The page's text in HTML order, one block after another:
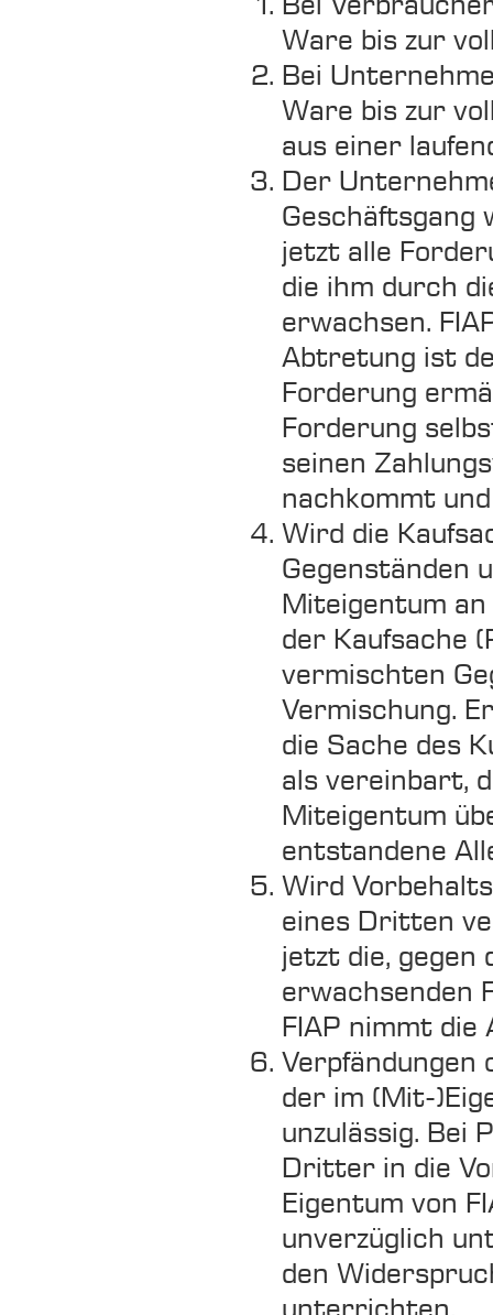
Ware bis zur
Bei
Ware bis zur
aus einer
Der
jetzt alle
die ihm durch
erwachsen.
Abtretung ist
Forderung
Forderung
seinen
nachkommt
Wird die
Gegenständen
Miteigentum
der Kaufsache
vermischten
Vermischung.
die Sache des
als vereinbart,
Miteigentum
entstandene
Wird
eines Dritten
jetzt die, gegen
erwachsenden
FIAP nimmt die
Verpfändungen
der im (Mit-
unzulässig. Bei
Dritter in die
Eigentum von
unverzüglich
den